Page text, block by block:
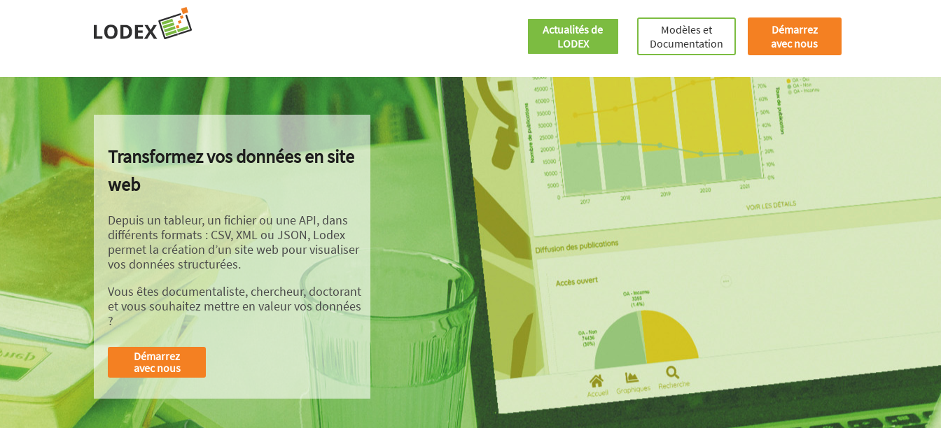
Actualités de
LODEX
Modèles et
Documentation
Démarrez
avec nous
Transformez vos données en site
web
Depuis un tableur, un fichier ou une API, dans
différents formats : CSV, XML ou JSON, Lodex
permet la création d’un site web pour visualiser
vos données structurées.
Vous êtes documentaliste, chercheur, doctorant
et vous souhaitez mettre en valeur vos données
?
Démarrez
avec nous